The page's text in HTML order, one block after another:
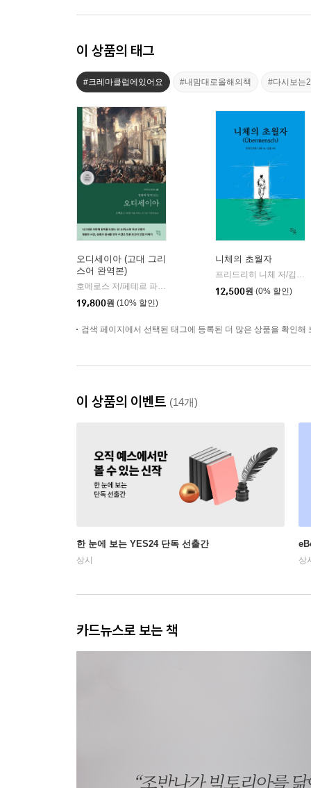
이 상품의 태그
#크레마클럽에있어요 #내맘대로올해의책 #다시보는
오디세이아 (고대 그리
스어 완역본)
| 현대지성
19,800원 (10% 할인)
니체의 초월자
12,500원 (0% 할인)
검색 페이지에서 선택된 태그에 등록된 더 많은 상품을 확인해
이 상품의 이벤트 (14개)
한 눈에 보는 YES24 단독 선출간
상시 상
카드뉴스로 보는 책